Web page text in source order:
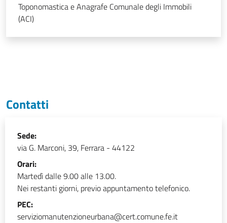
Toponomastica e Anagrafe Comunale degli Immobili
(ACI)
Contatti
Sede:
via G. Marconi, 39, Ferrara - 44122
Orari:
Martedì dalle 9.00 alle 13.00.
Nei restanti giorni, previo appuntamento telefonico.
PEC:
serviziomanutenzioneurbana@cert.comune.fe.it